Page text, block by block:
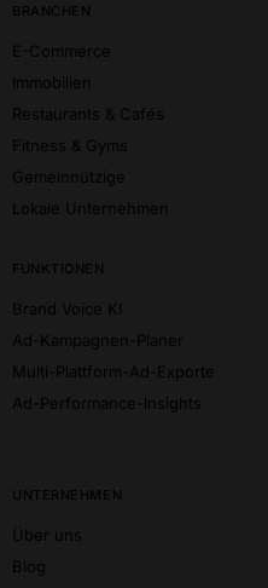
BRANCHEN
E-Commerce
Immobilien
Restaurants & Cafés
Fitness & Gyms
Gemeinnützige
Lokale Unternehmen
FUNKTIONEN
Brand Voice KI
Ad-Kampagnen-Planer
Multi-Plattform-Ad-Exporte
Ad-Performance-Insights
UNTERNEHMEN
Über uns
Blog